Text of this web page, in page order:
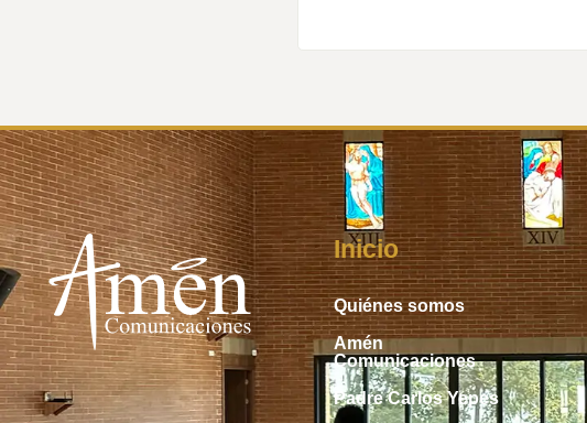
Inicio
Quiénes somos
Amén
Comunicaciones
Padre Carlos Yepes